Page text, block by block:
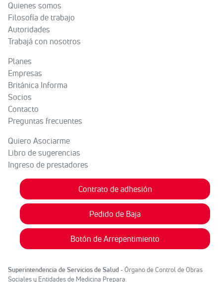
Quienes somos
Filosofía de trabajo
Autoridades
Trabajá con nosotros
Planes
Empresas
Británica Informa
Socios
Contacto
Preguntas frecuentes
Quiero Asociarme
Libro de sugerencias
Ingreso de prestadores
Contrato de adhesión
Pedido de Baja
Botón de Arrepentimiento
Superintendencia de Servicios de Salud - Órgano de Control de Obras
Sociales y Entidades de Medicina Prepara.